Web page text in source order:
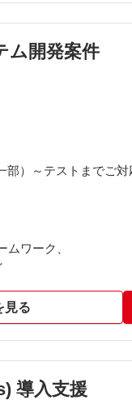
担当 等）との連携
ル）、国内外主要EC
、運用型広告プラッ
ル
ステム担当との連携
ム開発案件
）～テストまでご対
ワーク、
見る
導入支援